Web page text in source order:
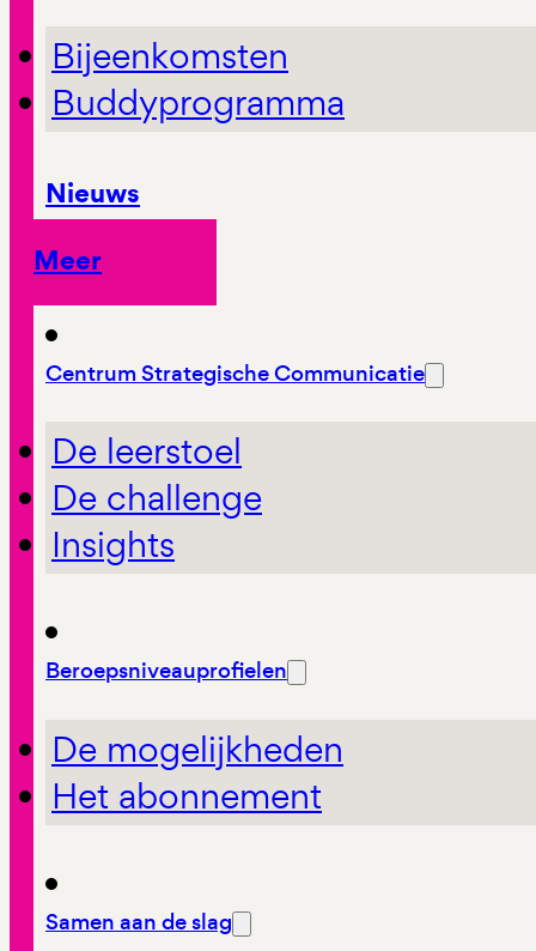
Bijeenkomsten
Buddyprogramma
Nieuws
Meer
Centrum Strategische Communicatie
De leerstoel
De challenge
Insights
Beroepsniveauprofielen
De mogelijkheden
Het abonnement
Samen aan de slag